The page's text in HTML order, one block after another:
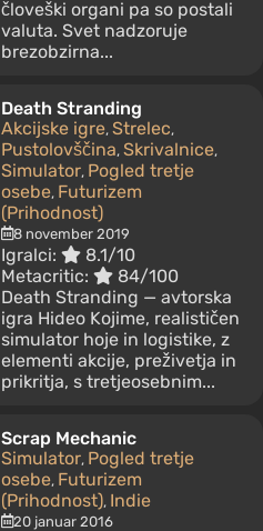
človeški organi pa so postali
valuta. Svet nadzoruje
brezobzirna...
Death Stranding
Akcijske igre, Strelec,
Pustolovščina, Skrivalnice,
Simulator, Pogled tretje
osebe, Futurizem
(Prihodnost)
8 november 2019
Igralci:
8.1/10
Metacritic:
84/100
Death Stranding — avtorska
igra Hideo Kojime, realističen
simulator hoje in logistike, z
elementi akcije, preživetja in
prikritja, s tretjeosebnim...
Scrap Mechanic
Simulator, Pogled tretje
osebe, Futurizem
(Prihodnost), Indie
20 januar 2016